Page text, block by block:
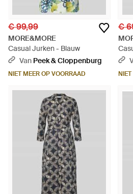
€ 99,99
MORE&MORE
Casual Jurken - Blauw
Van Peek & Cloppenburg
NIET MEER OP VOORRAAD
€